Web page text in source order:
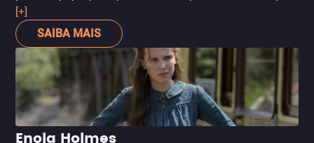
– como o resto do elenco da série – agora é um
adolescente, continua a transmitir a inocência e a
fragilidade de Will Byers. Como na primeira temporada,
seu personagem, Jo, em 'O Menino e Guerra', está em um
constante perigo. Neste filme, ele enfrenta os nazistas
para salvar a vida de centenas de crianças judias.
[+]
SAIBA MAIS